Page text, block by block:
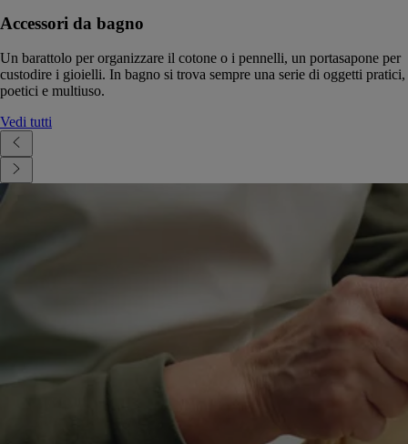
Accessori da bagno
Un barattolo per organizzare il cotone o i pennelli, un portasapone per
custodire i gioielli. In bagno si trova sempre una serie di oggetti pratici,
poetici e multiuso.
Vedi tutti